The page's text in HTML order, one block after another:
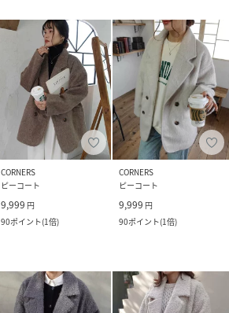
CORNERS
ピーコート
9,999 円
90ポイント(1倍)
CORNERS
ピーコート
9,999 円
90ポイント(1倍)